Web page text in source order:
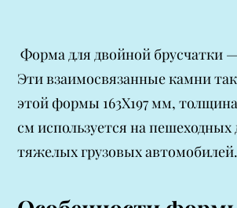
Форма для двойной брусчатки
Эти взаимосвязанные камни
этой формы 163Х197 мм,
см используется на пешеходных
тяжелых грузовых автомобилей.